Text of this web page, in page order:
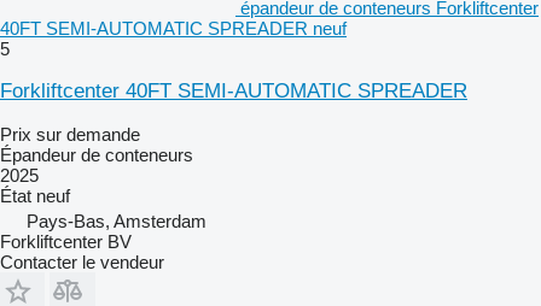
épandeur de conteneurs Forkliftcenter
40FT SEMI-AUTOMATIC SPREADER neuf
5
Forkliftcenter 40FT SEMI-AUTOMATIC SPREADER
Prix sur demande
Épandeur de conteneurs
2025
État neuf
Pays-Bas, Amsterdam
Forkliftcenter BV
Contacter le vendeur